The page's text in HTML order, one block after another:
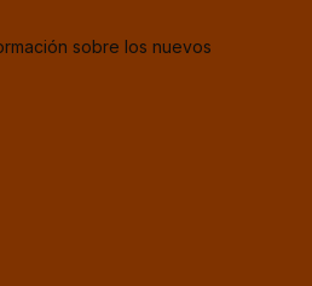
sobre los nuevos